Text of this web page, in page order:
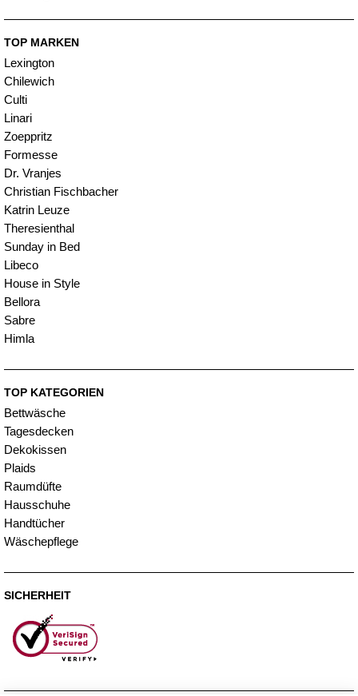
TOP MARKEN
Lexington
Chilewich
Culti
Linari
Zoeppritz
Formesse
Dr. Vranjes
Christian Fischbacher
Katrin Leuze
Theresienthal
Sunday in Bed
Libeco
House in Style
Bellora
Sabre
Himla
TOP KATEGORIEN
Bettwäsche
Tagesdecken
Dekokissen
Plaids
Raumdüfte
Hausschuhe
Handtücher
Wäschepflege
SICHERHEIT